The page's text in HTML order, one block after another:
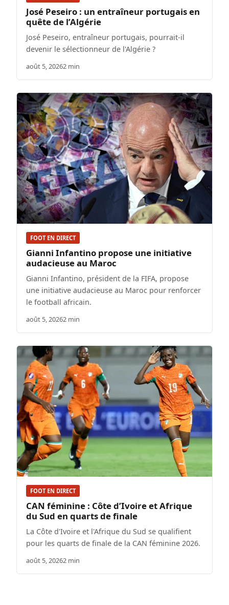
José Peseiro : un entraîneur portugais en
quête de l’Algérie
José Peseiro, entraîneur portugais, pourrait-il
devenir le sélectionneur de l'Algérie ?
août 5, 20262 min
FOOT EN DIRECT
Gianni Infantino propose une initiative
audacieuse au Maroc
Gianni Infantino, président de la FIFA, propose
une initiative audacieuse au Maroc pour renforcer
le football africain.
août 5, 20262 min
FOOT EN DIRECT
CAN féminine : Côte d’Ivoire et Afrique
du Sud en quarts de finale
La Côte d'Ivoire et l'Afrique du Sud se qualifient
pour les quarts de finale de la CAN féminine 2026.
août 5, 20262 min